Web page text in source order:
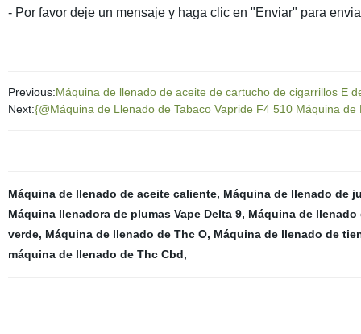
- Por favor deje un mensaje y haga clic en "Enviar" para
Previous:Máquina de llenado de aceite de cartucho de cigarrillos E
Next:{@Máquina de Llenado de Tabaco Vapride F4 510 Máquina
Máquina de llenado de aceite caliente, Máquina de llenado de
Máquina llenadora de plumas Vape Delta 9, Máquina de
verde, Máquina de llenado de Thc O, Máquina de llenado de
máquina de llenado de Thc Cbd,